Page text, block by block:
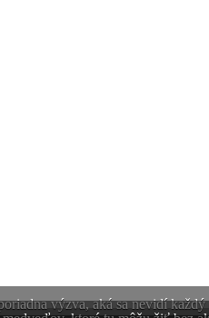
výzva, aká sa nevidí každý